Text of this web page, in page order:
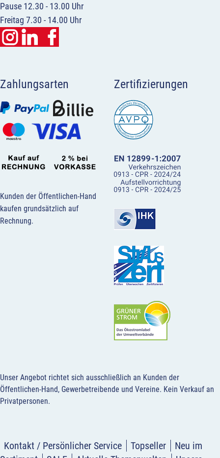
Pause 12.30 - 13.00 Uhr
Freitag 7.30 - 14.00 Uhr
Zahlungsarten
Kunden der Öffentlichen-Hand
kaufen grundsätzlich auf
Rechnung.
Zertifizierungen
Unser Angebot richtet sich ausschließlich an Kunden der
Öffentlichen-Hand, Gewerbetreibende und Vereine. Kein Verkauf an
Privatpersonen.
Kontakt / Persönlicher Service Topseller
Neu im